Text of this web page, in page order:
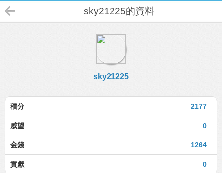
sky21225的資料
sky21225
2177
積分
0
威望
1264
金錢
0
貢獻